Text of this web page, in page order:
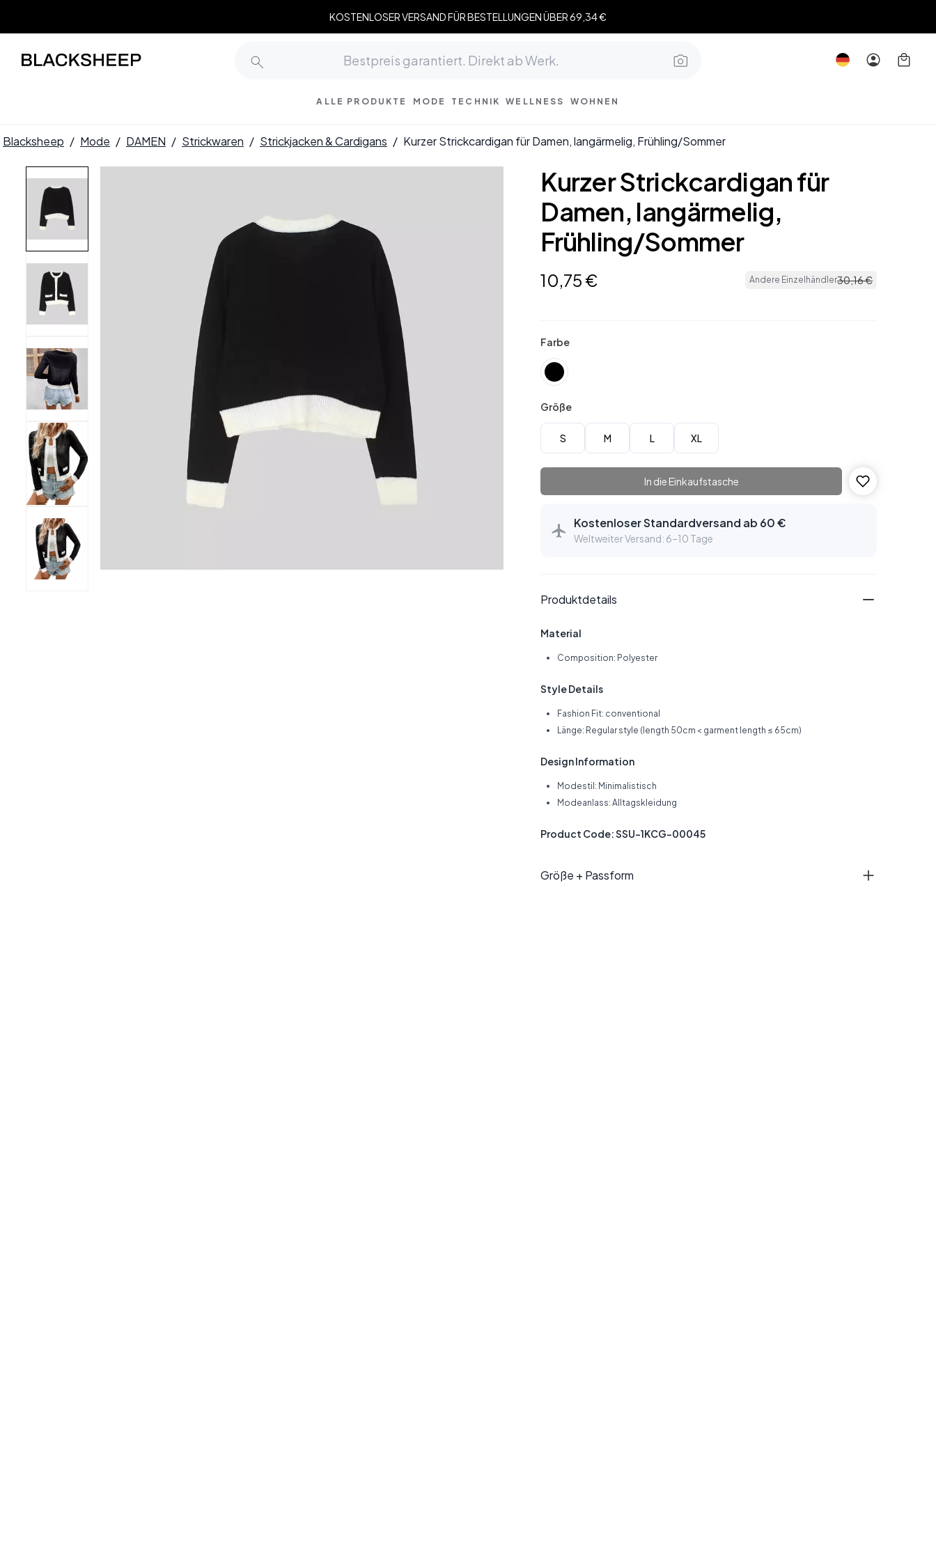
KOSTENLOSER VERSAND FÜR BESTELLUNGEN ÜBER 69,34 €
ALLE PRODUKTE MODE TECHNIK WELLNESS WOHNEN
Blacksheep / Mode / DAMEN / Strickwaren / Strickjacken & Cardigans / Kurzer Strickcardigan für Damen, langärmelig, Frühling/Sommer
Kurzer Strickcardigan für
Damen, langärmelig,
Frühling/Sommer
10,75 € Andere Einzelhändler30,16€
Farbe
Größe
S M L XL
In die Einkaufstasche
Kostenloser Standardversand ab 60 €
Weltweiter Versand: 6–10 Tage
Produktdetails
Material
Composition: Polyester
Style Details
Fashion Fit: conventional
Länge: Regular style (length 50cm < garment length ≤ 65cm)
Design Information
Modestil: Minimalistisch
Modeanlass: Alltagskleidung
Product Code: SSU-1KCG-00045
Größe + Passform